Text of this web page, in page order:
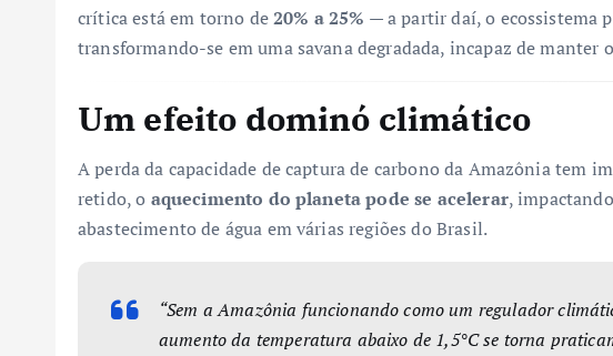
crítica está em torno de20% a 25% — a partir daí, o ecossistema
transformando-se em uma savana degradada, incapaz de manter
Um efeito dominó climático
A perda da capacidade de captura de carbono da Amazônia tem
retido, o aquecimento do planeta pode se acelerar,
abastecimento de água em várias regiões do Brasil.
“Sem a Amazônia funcionando como um regulador
aumento da temperatura abaixo de 1,5°C se torna